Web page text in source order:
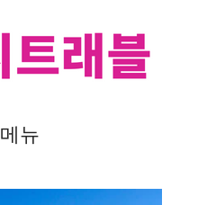
메뉴